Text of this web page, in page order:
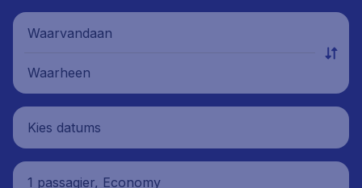
Waarvandaan
Waarheen
Kies datums
1 passagier, Economy